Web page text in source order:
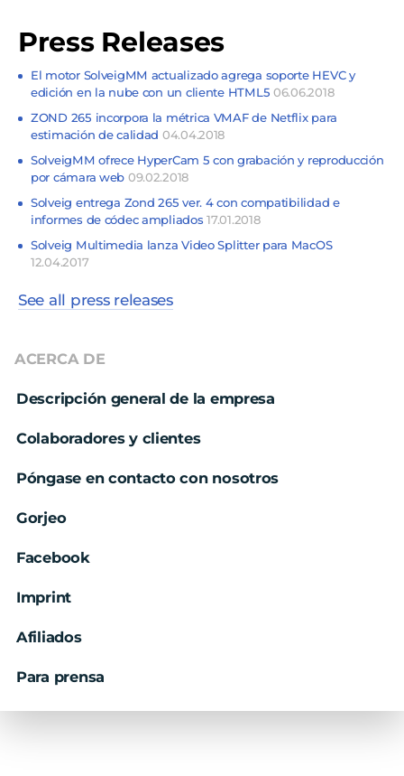
Press Releases
El motor SolveigMM actualizado agrega soporte HEVC y
edición en la nube con un cliente HTML5 06.06.2018
ZOND 265 incorpora la métrica VMAF de Netflix para
estimación de calidad 04.04.2018
SolveigMM ofrece HyperCam 5 con grabación y reproducción
por cámara web 09.02.2018
Solveig entrega Zond 265 ver. 4 con compatibilidad e
informes de códec ampliados17.01.2018
Solveig Multimedia lanza Video Splitter para MacOS
12.04.2017
See all press releases
ACERCA DE
Descripción general de la empresa
Colaboradores y clientes
Póngase en contacto con nosotros
Gorjeo
Facebook
Imprint
Afiliados
Para prensa